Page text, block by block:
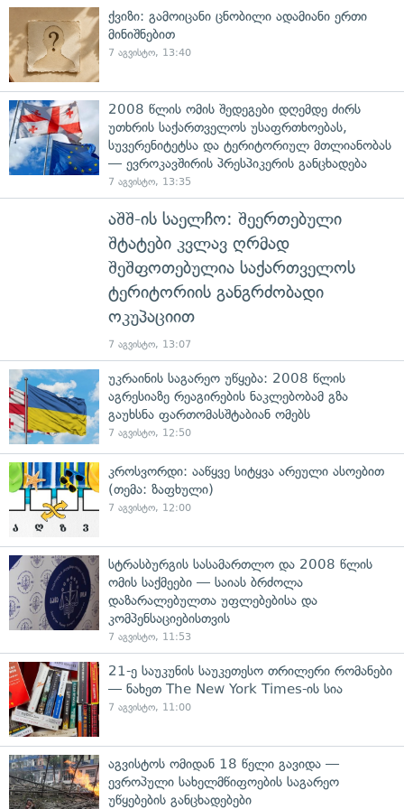
ქვიზი: გამოიცანი ცნობილი ადამიანი ერთი
მინიშნებით
7 აგვისტო, 13:40
2008 წლის ომის შედეგები დღემდე ძირს
უთხრის საქართველოს უსაფრთხოებას,
სუვერენიტეტსა და ტერიტორიულ მთლიანობას
— ევროკავშირის პრესპიკერის განცხადება
7 აგვისტო, 13:35
აშშ-ის საელჩო: შეერთებული
შტატები კვლავ ღრმად
შეშფოთებულია საქართველოს
ტერიტორიის განგრძობადი
ოკუპაციით
7 აგვისტო, 13:07
უკრაინის საგარეო უწყება: 2008 წლის
აგრესიაზე რეაგირების ნაკლებობამ გზა
გაუხსნა ფართომასშტაბიან ომებს
7 აგვისტო, 12:50
კროსვორდი: ააწყვე სიტყვა არეული ასოებით
(თემა: ზაფხული)
7 აგვისტო, 12:00
სტრასბურგის სასამართლო და 2008 წლის
ომის საქმეები — საიას ბრძოლა
დაზარალებულთა უფლებებისა და
კომპენსაციებისთვის
7 აგვისტო, 11:53
21-ე საუკუნის საუკეთესო თრილერი რომანები
— ნახეთ The New York Times-ის სია
7 აგვისტო, 11:00
აგვისტოს ომიდან 18 წელი გავიდა —
ევროპული სახელმწიფოების საგარეო
უწყებების განცხადებები